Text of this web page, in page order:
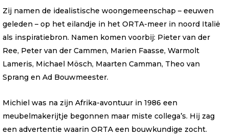
Zij namen de idealistische woongemeenschap – eeuwen
geleden – op het eilandje in het ORTA-meer in noord Italië
als inspiratiebron. Namen komen voorbij: Pieter van der
Ree, Peter van der Cammen, Marien Faasse, Warmolt
Lameris, Michael Mösch, Maarten Camman, Theo van
Sprang en Ad Bouwmeester.
Michiel was na zijn Afrika-avontuur in 1986 een
meubelmakerijtje begonnen maar miste collega’s. Hij zag
een advertentie waarin ORTA een bouwkundige zocht.